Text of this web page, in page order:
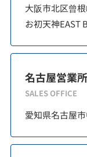
大阪市北区曾
お初天神EAST
名古屋営業所
SALES OFFICE
愛知県名古屋